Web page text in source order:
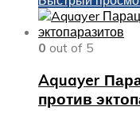
0 out of 5
Aquayer
против